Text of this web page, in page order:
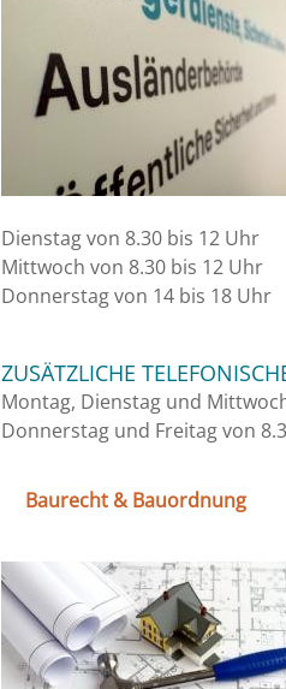
Dienstag von 8.30 bis 12 Uhr
Mittwoch von 8.30 bis 12 Uhr
Donnerstag von 14 bis 18 Uhr
ZUSÄTZLICHE
Montag, Dienstag und
Donnerstag und Freitag von
Baurecht & Bauordnung